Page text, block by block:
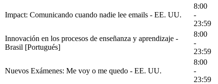
Impact: Comunicando cuando nadie lee emails - EE. UU.
8:00
-
23:59
Innovación en los procesos de enseñanza y aprendizaje -
Brasil [Portugués]
8:00
-
23:59
Nuevos Exámenes: Me voy o me quedo - EE. UU.
8:00
-
23:59